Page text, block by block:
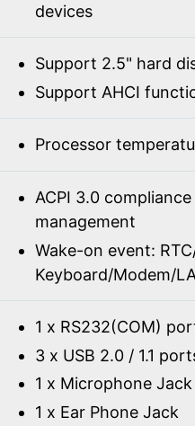
devices
Support 2.5" hard
Support AHCI
Processor
ACPI 3.0
management
Wake-on event:
Keyboard/Modem/
1 x RS232(COM)
3 x USB 2.0 / 1.1
1 x Microphone Jack
1 x Ear Phone Jack